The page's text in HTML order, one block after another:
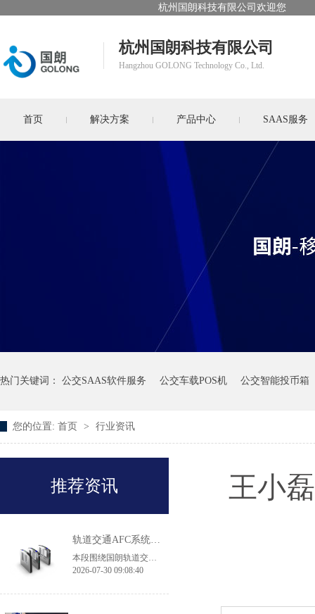
杭州国朗科技有限公司欢迎您
杭州国朗科技有限公司
Hangzhou GOLONG Technology Co., Ltd.
首页 解决方案 产品中心 SAAS服务
热门关键词： 公交SAAS软件服务 公交车载POS机 公交智能投币箱
您的位置: 首页 > 行业资讯
王小
推荐资讯
轨道交通AFC系统产品·常见问答
本段围绕国朗轨道交通 AFC 闸机、自助售票机选型常见问题作出解答：翼闸适配高客流地铁换乘大站，拍打门机身轻薄，适用于客流平缓线路及实名制核验场景；43 寸大屏 TVM 售票机兼容境内外多种支付方式，可落地跨境交通枢纽项目；无障碍通行无需单独采购设备，直接选用原厂 900mm 加宽通道闸机即可满足轮椅、大件行李通行规范，两款闸机都具备消防、断电自动放行的安全配置。
2026-07-30 09:08:40